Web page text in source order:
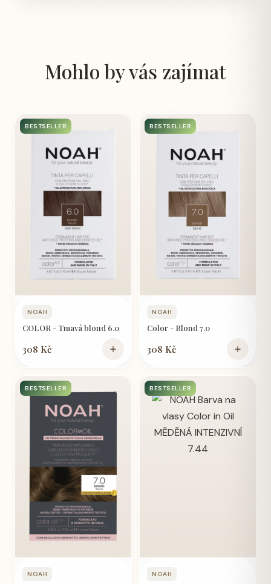
Mohlo by vás zajímat
BESTSELLER
NOAH
COLOR - Tmavá blond 6.0
308 Kč
BESTSELLER
NOAH
Color - Blond 7.0
308 Kč
BESTSELLER
NOAH
BESTSELLER
NOAH